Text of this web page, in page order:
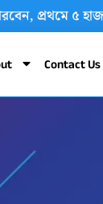
প্রথমে ৫
Contact Us